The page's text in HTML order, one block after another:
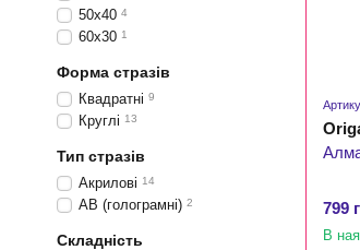
799
В
50x40 4
60x30 1
Форма стразів
Квадратні 9
Круглі 13
Тип стразів
Акрилові 14
АВ (голограмні) 2
Складність